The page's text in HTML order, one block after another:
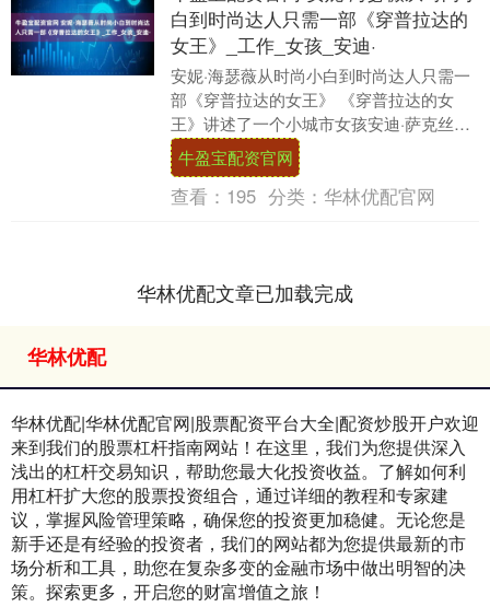
白到时尚达人只需一部《穿普拉达的
女王》_工作_女孩_安迪·
安妮·海瑟薇从时尚小白到时尚达人只需一
部《穿普拉达的女王》 《穿普拉达的女
王》讲述了一个小城市女孩安迪·萨克丝曼
(安妮·海瑟薇饰)毕业后误打误撞成为了一
家著名的....
牛盈宝配资官网
查看： 195 分类： 华林优配官网
华林优配文章已加载完成
华林优配
华林优配|华林优配官网|股票配资平台大全|配资炒股开户欢迎
来到我们的股票杠杆指南网站！在这里，我们为您提供深入
浅出的杠杆交易知识，帮助您最大化投资收益。了解如何利
用杠杆扩大您的股票投资组合，通过详细的教程和专家建
议，掌握风险管理策略，确保您的投资更加稳健。无论您是
新手还是有经验的投资者，我们的网站都为您提供最新的市
场分析和工具，助您在复杂多变的金融市场中做出明智的决
策。探索更多，开启您的财富增值之旅！